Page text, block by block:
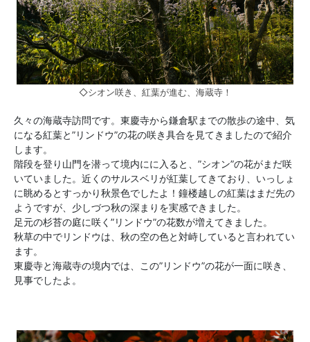
◇シオン咲き、紅葉が進む、海蔵寺！
久々の海蔵寺訪問です。東慶寺から鎌倉駅までの散歩の途中、気
になる紅葉と”リンドウ”の花の咲き具合を見てきましたので紹介
します。
階段を登り山門を潜って境内にに入ると、”シオン”の花がまだ咲
いていました。近くのサルスベリが紅葉してきており、いっしょ
に眺めるとすっかり秋景色でしたよ！鐘楼越しの紅葉はまだ先の
ようですが、少しづつ秋の深まりを実感できました。
足元の杉苔の庭に咲く”リンドウ”の花数が増えてきました。
秋草の中でリンドウは、秋の空の色と対峙していると言われてい
ます。
東慶寺と海蔵寺の境内では、この”リンドウ”の花が一面に咲き、
見事でしたよ。